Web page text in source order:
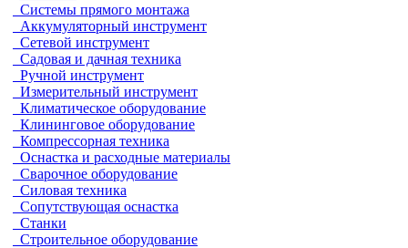
Системы прямого монтажа
Аккумуляторный инструмент
Сетевой инструмент
Садовая и дачная техника
Ручной инструмент
Измерительный инструмент
Климатическое оборудование
Клининговое оборудование
Компрессорная техника
Оснастка и расходные материалы
Сварочное оборудование
Силовая техника
Сопутствующая оснастка
Станки
Строительное оборудование